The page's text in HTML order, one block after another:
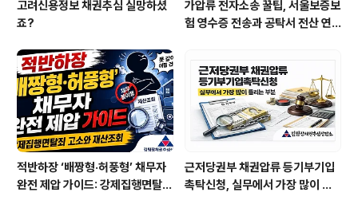
고려신용정보 채권추심 실망하셨
죠?
가압류 전자소송 꿀팁, 서울보증보
험 영수증 전송과 공탁서 전산 연
적반하장 ‘배짱형·허풍형’ 채무자
완전 제압 가이드: 강제집행면탈죄
근저당권부 채권압류 등기부기입
촉탁신청, 실무에서 가장 많이 틀